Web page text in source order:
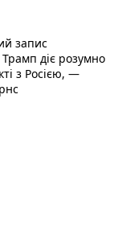
записНаступний
діє розумно
з Росією, —